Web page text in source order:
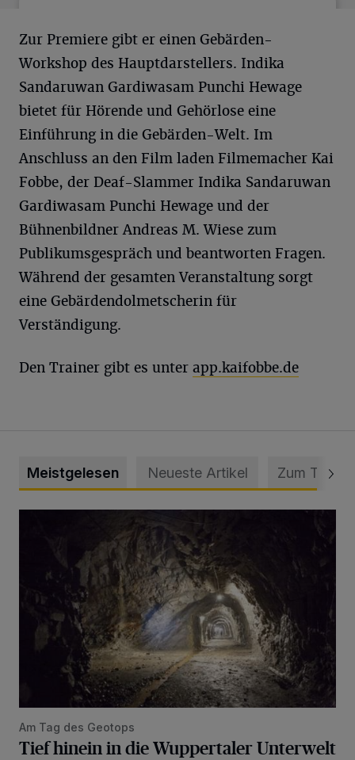
Einverstanden
Zur Premiere gibt er einen Gebärden-
Workshop des Hauptdarstellers. Indika
Sandaruwan Gardiwasam Punchi Hewage
bietet für Hörende und Gehörlose eine
Einführung in die Gebärden-Welt. Im
Anschluss an den Film laden Filmemacher Kai
Fobbe, der Deaf-Slammer Indika Sandaruwan
Gardiwasam Punchi Hewage und der
Bühnenbildner Andreas M. Wiese zum
Publikumsgespräch und beantworten Fragen.
Während der gesamten Veranstaltung sorgt
eine Gebärdendolmetscherin für
Verständigung.
Den Trainer gibt es unter app.kaifobbe.de
Meistgelesen Neueste Artikel Zum Thema
Am Tag des Geotops
Tief hinein in die Wuppertaler Unterwelt